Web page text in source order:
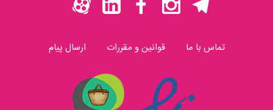
تماس با ما قوانین و مقررات ارسال پیام